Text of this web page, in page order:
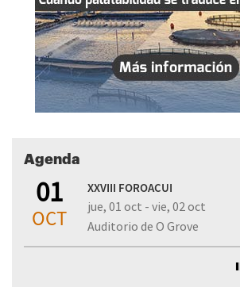
Agenda
01
OCT
XXVIII FOROACUI
jue, 01 oct - vie, 02 oct
Auditorio de O Grove